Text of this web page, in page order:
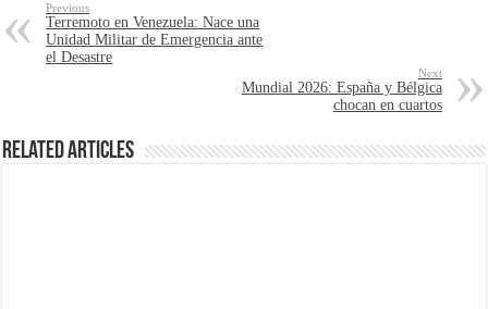
Previous
Terremoto en Venezuela: Nace una
Unidad Militar de Emergencia ante
el Desastre
Next
Mundial 2026: España y Bélgica
chocan en cuartos
Related Articles